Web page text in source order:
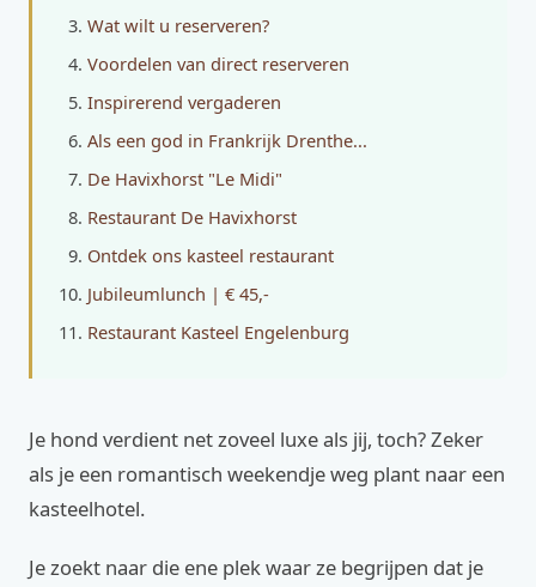
Wat wilt u reserveren?
Voordelen van direct reserveren
Inspirerend vergaderen
Als een god in Frankrijk Drenthe...
De Havixhorst "Le Midi"
Restaurant De Havixhorst
Ontdek ons kasteel restaurant
Jubileumlunch | € 45,-
Restaurant Kasteel Engelenburg
Je hond verdient net zoveel luxe als jij, toch? Zeker
als je een romantisch weekendje weg plant naar een
kasteelhotel.
Je zoekt naar die ene plek waar ze begrijpen dat je